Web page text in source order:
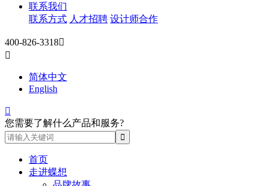
联系我们
联系方式 人才招聘 设计师合作
400-826-3318

简体中文
English

您需要了解什么产品和服务?
首页
走进蝶想